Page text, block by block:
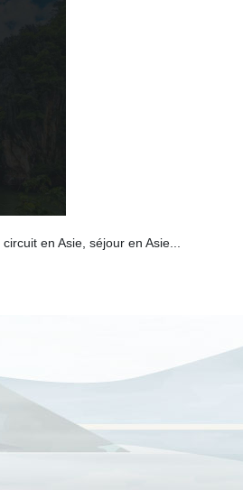
en Asie, séjour en Asie...